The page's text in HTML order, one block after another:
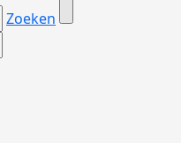
Zoeken